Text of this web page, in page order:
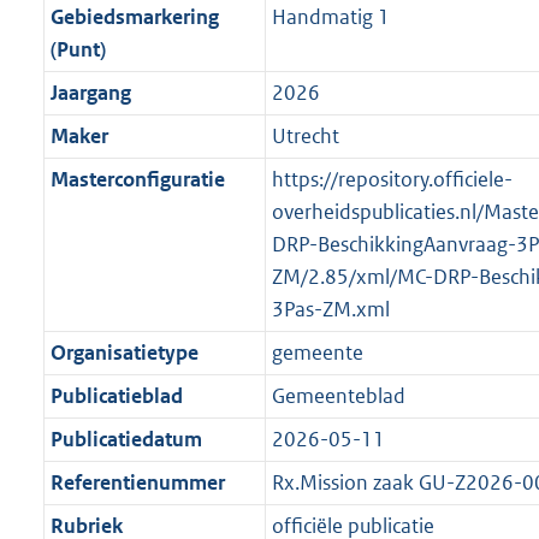
f
o
m
a
a
b
n
f
r
m
a
K
i
n
o
r
m
b
e
i
f
o
r
8
o
o
t
t
e
:
2
K
b
r
o
t
t
e
:
2
K
b
Gebiedsmarkering
(Punt)
Handmatig 1
Jaargang
2026
Maker
Utrecht
Masterconfiguratie
https://repository.officiele-
overheidspublicaties.nl/
DRP-BeschikkingAanvraag-
ZM/2.85/xml/MC-DRP-
3Pas-ZM.xml
Organisatietype
gemeente
Publicatieblad
Gemeenteblad
Publicatiedatum
2026-05-11
Referentienummer
Rx.Mission zaak GU-Z2026-
Rubriek
officiële publicatie